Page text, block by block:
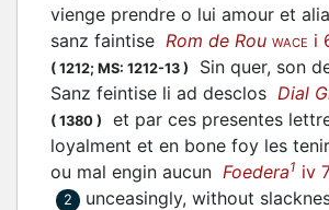
vienge prendre o lui amour et
sanz faintise Rom de Rou WACE i
( 1212; MS: 1212-13 )
Sin quer, son
Sanz feintise li ad desclos Dial
( 1380 )
et par ces presentes
loyalment et en bone foy les
ou mal engin aucun Foedera1 iv
2 unceasingly, without